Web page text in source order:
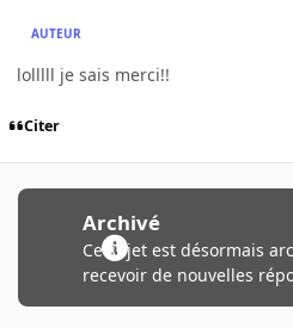
AUTEUR
lolllll je sais merci!!
Citer
Archivé
Ce sujet est désormais
recevoir de nouvelles